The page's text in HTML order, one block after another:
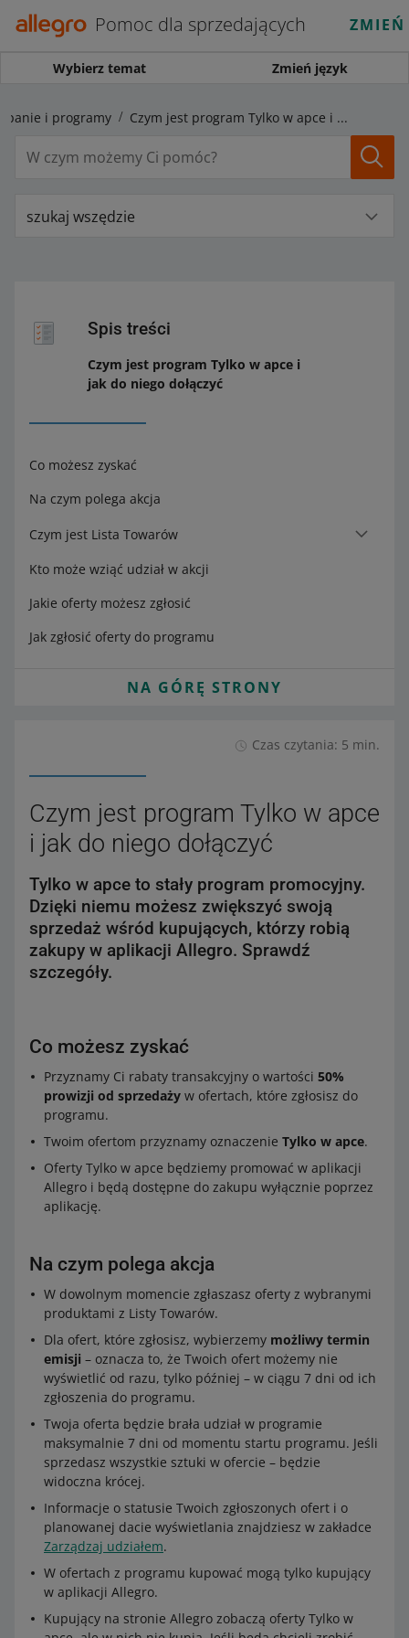
Pomoc dla sprzedających
Wybierz temat Zmień język
i programy Czym jest program Tylko w apce i jak do niego dołączyć
szukaj wszędzie
Spis treści
Czym jest program Tylko w apce i
jak do niego dołączyć
Co możesz zyskać
Na czym polega akcja
Czym jest Lista Towarów
Kto może wziąć udział w akcji
Jakie oferty możesz zgłosić
Jak zgłosić oferty do programu
NA GÓRĘ STRONY
Czas czytania: 5 min.
Czym jest program Tylko w apce
i jak do niego dołączyć
Tylko w apce to stały program promocyjny.
Dzięki niemu możesz zwiększyć swoją
sprzedaż wśród kupujących, którzy robią
zakupy w aplikacji Allegro. Sprawdź
szczegóły.
Co możesz zyskać
Przyznamy Ci rabaty transakcyjny o wartości 50%
prowizji od sprzedaży w ofertach, które zgłosisz do
programu.
Twoim ofertom przyznamy oznaczenie Tylko w apce.
Oferty Tylko w apce będziemy promować w aplikacji
Allegro i będą dostępne do zakupu wyłącznie poprzez
aplikację.
Na czym polega akcja
W dowolnym momencie zgłaszasz oferty z wybranymi
produktami z Listy Towarów.
Dla ofert, które zgłosisz, wybierzemy możliwy termin
emisji – oznacza to, że Twoich ofert możemy nie
wyświetlić od razu, tylko później – w ciągu 7 dni od ich
zgłoszenia do programu.
Twoja oferta będzie brała udział w programie
maksymalnie 7 dni od momentu startu programu. Jeśli
sprzedasz wszystkie sztuki w ofercie – będzie
widoczna krócej.
Informacje o statusie Twoich zgłoszonych ofert i o
planowanej dacie wyświetlania znajdziesz w zakładce
Zarządzaj udziałem.
W ofertach z programu kupować mogą tylko kupujący
w aplikacji Allegro.
Kupujący na stronie Allegro zobaczą oferty Tylko w